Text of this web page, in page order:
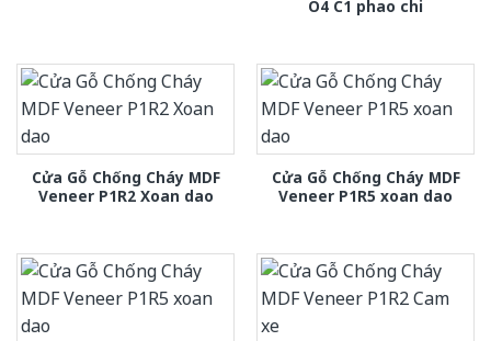
O4 C1 phao chi
Cửa Gỗ Chống Cháy MDF
Veneer P1R2 Xoan dao
Cửa Gỗ Chống Cháy MDF
Veneer P1R5 xoan dao